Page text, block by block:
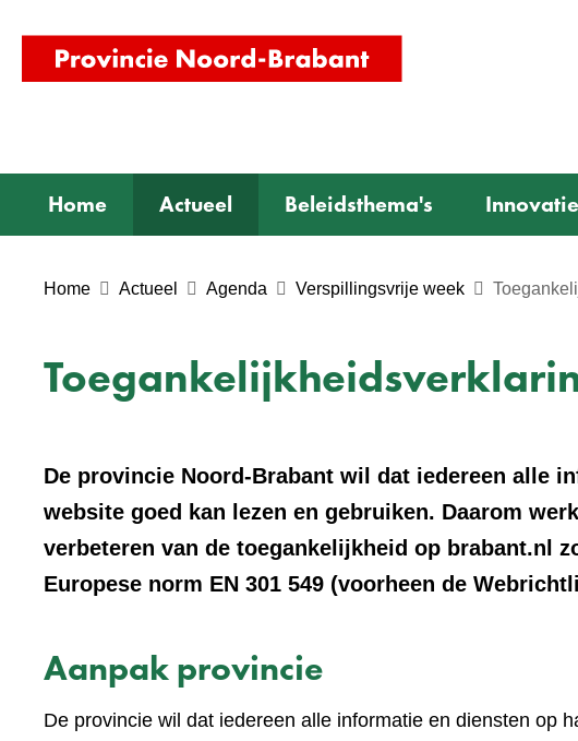
homepage)
Home Actueel Beleidsthema's
Home Actueel Agenda Verspillingsvrije week
De provincie Noord-Brabant wil dat iedereen alle
website goed kan lezen en gebruiken. Daarom
verbeteren van de toegankelijkheid op brabant.nl
Europese norm EN 301 549 (voorheen de
Aanpak provincie
De provincie wil dat iedereen alle informatie en diensten op